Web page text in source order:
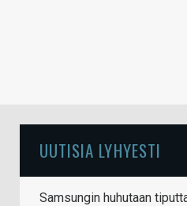
UUTISIA LYHYESTI
Samsungin huhutaan